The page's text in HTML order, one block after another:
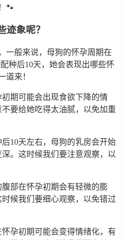
🐾
迹象呢？
一般来说，母狗的怀孕周期在
种后10天，她会表现出哪些怀
道来！
期可能会出现食欲下降的情
要给她吃得太油腻，以免加重
10天左右，母狗的乳房会开始
。这时候我们要注意观察，以
部在怀孕初期会有轻微的膨
候我们要细心观察，以免错过
孕初期可能会变得情绪化，有